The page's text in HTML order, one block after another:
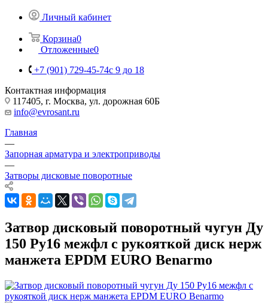
Личный кабинет
Корзина0
Отложенные0
+7 (901) 729-45-74c 9 до 18
Контактная информация
117405, г. Москва, ул. дорожная 60Б
info@evrosant.ru
Главная
—
Запорная арматура и электроприводы
—
Затворы дисковые поворотные
Затвор дисковый поворотный чугун Ду
150 Ру16 межфл с рукояткой диск нерж
манжета EPDM EURO Benarmo